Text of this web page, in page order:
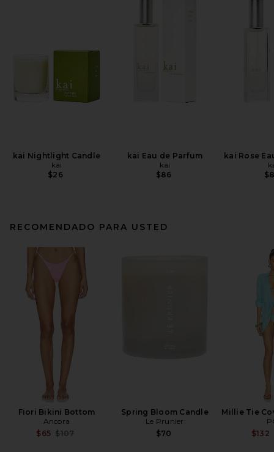
kai Nightlight Candle
kai
$26
kai Eau de Parfum
kai
$86
kai Rose
RECOMENDADO PARA USTED
Fiori Bikini Bottom
Ancora
$65 Previous price:
$107
Spring Bloom Candle
Le Prunier
$70
Millie Tie
$132